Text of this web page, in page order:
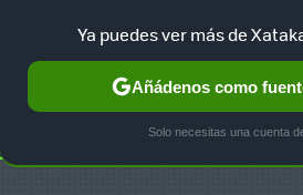
SELECCIÓN GAMING HOME
Ya puedes ver más de
Añádenos como
Solo necesitas una cuenta